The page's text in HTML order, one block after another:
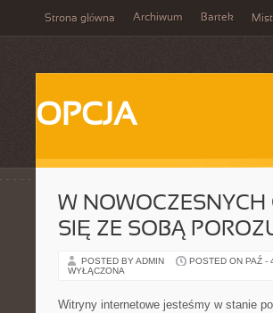
Strona główna Archiwum Bartek
OPCJA
W NOWOCZESNYCH
SIĘ ZE SOBĄ
POSTED BY ADMIN POSTED ON PAŹ -
WYŁĄCZONA
Witryny internetowe jesteśmy w stanie